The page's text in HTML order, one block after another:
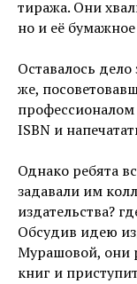
тиража. Они
но и её
Оставалось
же,
ISBN и
Однако ребята
задавали им
издательства?
Обсудив идею
Мурашовой, они
книг и